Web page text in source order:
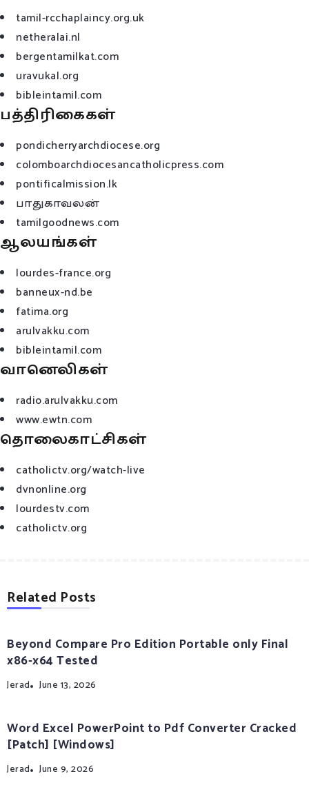
tamil-rcchaplaincy.org.uk
netheralai.nl
bergentamilkat.com
uravukal.org
bibleintamil.com
பத்திரிகைகள்
pondicherryarchdiocese.org
colomboarchdiocesancatholicpress.com
pontificalmission.lk
பாதுகாவலன்
tamilgoodnews.com
ஆலயங்கள்
lourdes-france.org
banneux-nd.be
fatima.org
arulvakku.com
bibleintamil.com
வானெலிகள்
radio.arulvakku.com
www.ewtn.com
தொலைகாட்சிகள்
catholictv.org/watch-live
dvnonline.org
lourdestv.com
catholictv.org
Related Posts
Beyond Compare Pro Edition Portable only Final
x86-x64 Tested
Jerad June 13, 2026
Word Excel PowerPoint to Pdf Converter Cracked
[Patch] [Windows]
Jerad June 9, 2026